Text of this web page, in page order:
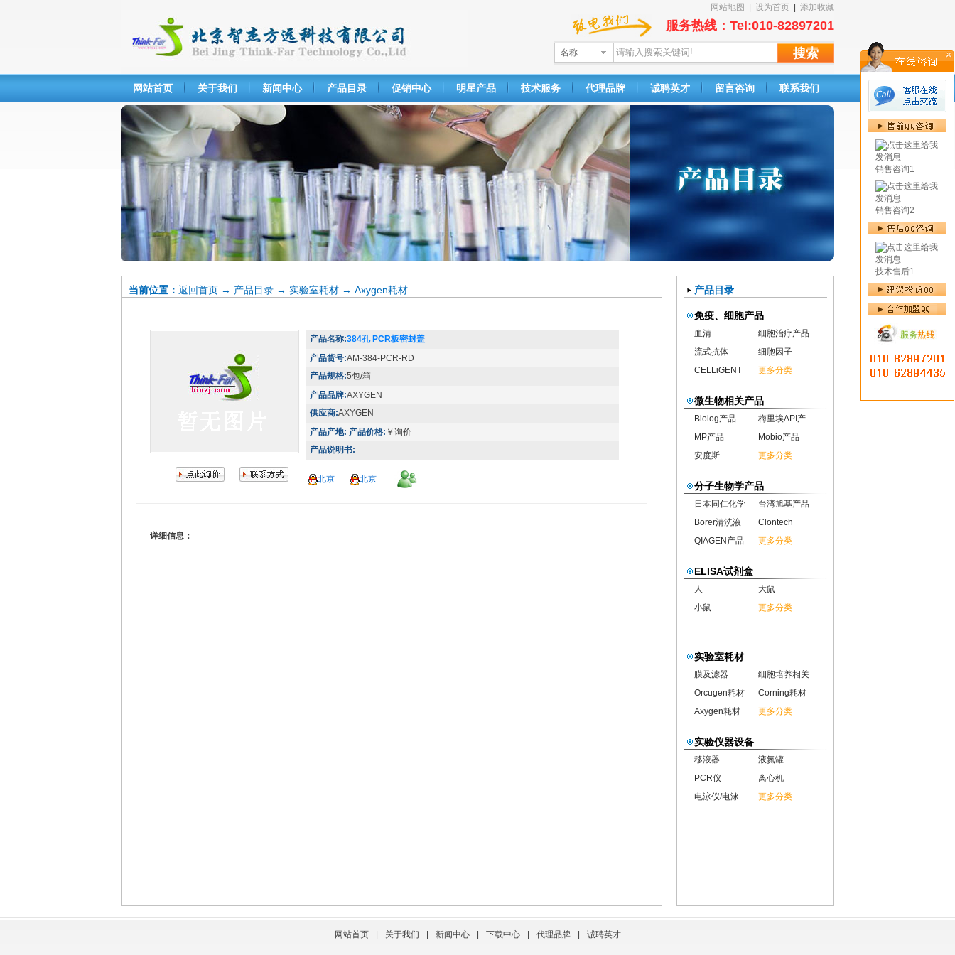
销售咨询1
销售咨询2
技术售后1
网站地图 设为首页 添加收藏
服务热线：Tel:010-82897201
名称
网站首页 关于我们 新闻中心 产品目录 促销中心 明星产品 技术服务 代理品牌 诚聘英才 留言咨询 联系我们
当前位置： 返回首页 → 产品目录 → 实验室耗材 → Axygen耗材
产品名称:384孔 PCR板密封盖
产品货号:AM-384-PCR-RD
产品规格:5包/箱
产品品牌:AXYGEN
供应商:AXYGEN
产品产地: 产品价格: ￥询价
产品说明书:
北京 北京
详细信息：
产品目录
免疫、细胞产品
血清
细胞治疗产品
流式抗体
细胞因子
CELLiGENT
更多分类
微生物相关产品
Biolog产品
梅里埃API产
MP产品
Mobio产品
安度斯
更多分类
分子生物学产品
日本同仁化学
台湾旭基产品
Borer清洗液
Clontech
QIAGEN产品
更多分类
ELISA试剂盒
人
大鼠
小鼠
更多分类
实验室耗材
膜及滤器
细胞培养相关
Orcugen耗材
Corning耗材
Axygen耗材
更多分类
实验仪器设备
移液器
液氮罐
PCR仪
离心机
电泳仪/电泳
更多分类
网站首页 关于我们 新闻中心 下载中心 代理品牌 诚聘英才